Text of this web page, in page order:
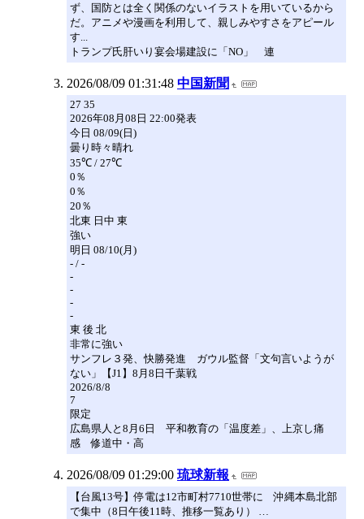
ず、国防とは全く関係のないイラストを用いているから
だ。アニメや漫画を利用して、親しみやすさをアピール
す...
トランプ氏肝いり宴会場建設に「NO」 連
2026/08/09 01:31:48 中国新聞
27 35
2026年08月08日 22:00発表
今日 08/09(日)
曇り時々晴れ
35℃ / 27℃
0％
0％
20％
北東 日中 東
強い
明日 08/10(月)
- / -
-
-
-
-
東 後 北
非常に強い
サンフレ３発、快勝発進 ガウル監督「文句言いようが
ない」【J1】8月8日千葉戦
2026/8/8
7
限定
広島県人と8月6日 平和教育の「温度差」、上京し痛
感 修道中・高
2026/08/09 01:29:00 琉球新報
【台風13号】停電は12市町村7710世帯に 沖縄本島北部
で集中（8日午後11時、推移一覧あり） …